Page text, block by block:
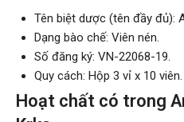
Tên biệt dược (tên đầy đủ):
Dạng bào chế: Viên nén.
Số đăng ký: VN-22068-19.
Quy cách: Hộp 3 vỉ x 10 viên.
Hoạt chất có trong